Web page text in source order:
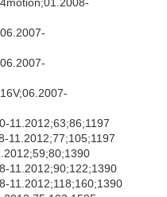
11.2012;63;86;1197
11.2012;77;105;1197
11.2012;90;122;1390
11.2012;118;160;1390